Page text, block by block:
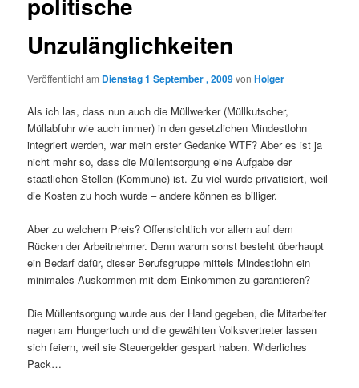
Unzulänglichkeiten
Veröffentlicht am Dienstag 1 September , 2009vonHolger
Als ich las, dass nun auch die Müllwerker (Müllkutscher,
Müllabfuhr wie auch immer) in den gesetzlichen Mindestlohn
integriert werden, war mein erster Gedanke WTF? Aber es ist ja
nicht mehr so, dass die Müllentsorgung eine Aufgabe der
staatlichen Stellen (Kommune) ist. Zu viel wurde privatisiert, weil
die Kosten zu hoch wurde – andere können es billiger.
Aber zu welchem Preis? Offensichtlich vor allem auf dem
Rücken der Arbeitnehmer. Denn warum sonst besteht überhaupt
ein Bedarf dafür, dieser Berufsgruppe mittels Mindestlohn ein
minimales Auskommen mit dem Einkommen zu garantieren?
Die Müllentsorgung wurde aus der Hand gegeben, die Mitarbeiter
nagen am Hungertuch und die gewählten Volksvertreter lassen
sich feiern, weil sie Steuergelder gespart haben. Widerliches
Pack…